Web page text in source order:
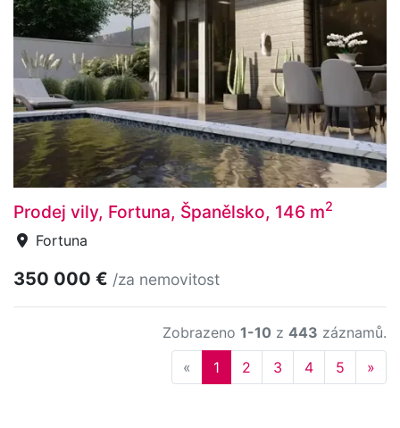
Prodej vily, Fortuna, Španělsko, 146 m2
Fortuna
350 000 € /za nemovitost
Zobrazeno 1-10 z 443 záznamů.
« Previous
1 2 3 4 5 »